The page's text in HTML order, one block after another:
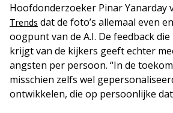
Hoofdonderzoeker Pinar Yanarday
Trends dat de foto’s allemaal even
oogpunt van de A.I. De feedback
krijgt van de kijkers geeft echter
angsten per persoon. “In de
misschien zelfs wel
ontwikkelen, die op persoonlijke